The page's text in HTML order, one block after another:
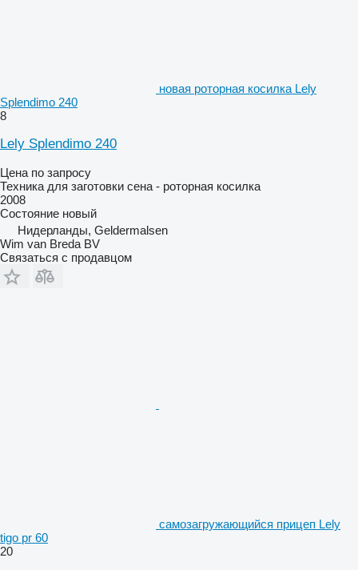
новая роторная косилка Lely
Splendimo 240
8
Lely Splendimo 240
Цена по запросу
Техника для заготовки сена - роторная косилка
2008
Состояние новый
Нидерланды, Geldermalsen
Wim van Breda BV
Связаться с продавцом
самозагружающийся прицеп Lely
tigo pr 60
20